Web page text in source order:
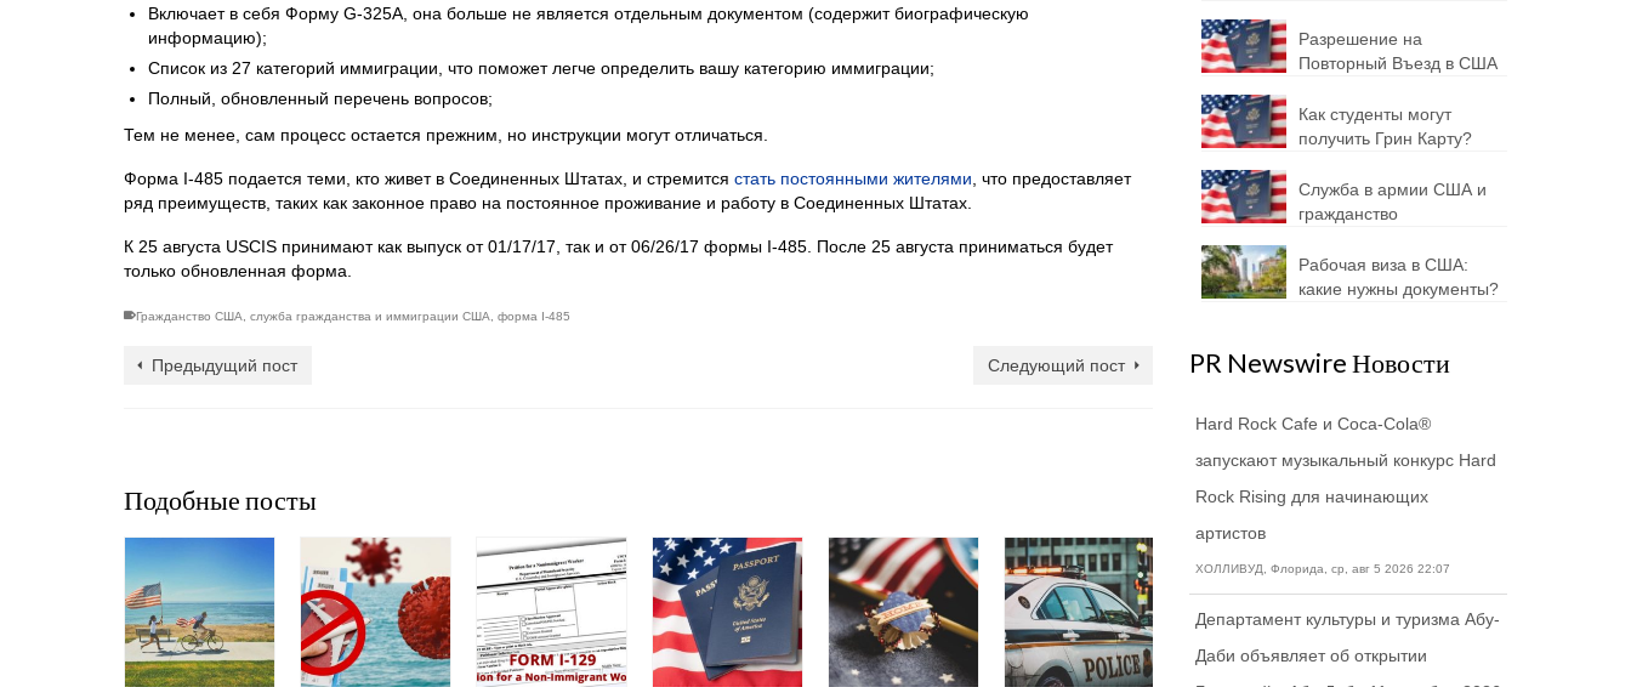
Включает в себя Форму G-325A, она больше не является отдельным документом (содержит биографическую
информацию);
Список из 27 категорий иммиграции, что поможет легче определить вашу категорию иммиграции;
Полный, обновленный перечень вопросов;
Тем не менее, сам процесс остается прежним, но инструкции могут отличаться.
Форма I-485 подается теми, кто живет в Соединенных Штатах, и стремится стать постоянными жителями , что предоставляет
ряд преимуществ, таких как законное право на постоянное проживание и работу в Соединенных Штатах.
К 25 августа USCIS принимают как выпуск от 01/17/17, так и от 06/26/17 формы I-485. После 25 августа приниматься будет
только обновленная форма.
Гражданство США служба гражданства и иммиграции США форма I-485
Предыдущий пост Следующий пост
Подобные посты
Разрешение на
Повторный Въезд в США
Как студенты могут
получить Грин Карту?
Служба в армии США и
гражданство
Рабочая виза в США:
какие нужны документы?
PR Newswire Новости
Hard Rock Cafe и Coca-Cola®
запускают музыкальный конкурс Hard
Rock Rising для начинающих
артистов
ХОЛЛИВУД, Флорида, ср, авг 5 2026 22:07
Департамент культуры и туризма Абу-
Даби объявляет об открытии